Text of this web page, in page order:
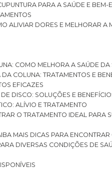
PARA A SAÚDE E BEM-
ALIVIAR DORES E MELHORAR A
COMO MELHORA A SAÚDE
DA COLUNA: TRATAMENTOS E
EFICAZES
DE DISCO: SOLUÇÕES E
ALÍVIO E TRATAMENTO
O TRATAMENTO IDEAL PARA
MAIS DICAS PARA
DIVERSAS CONDIÇÕES DE